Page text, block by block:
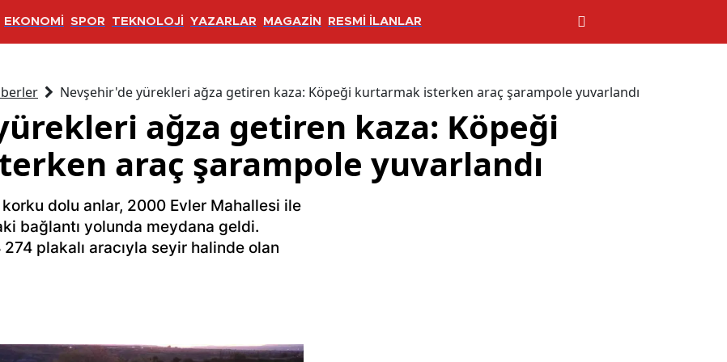
EKONOMİ SPOR TEKNOLOJİ YAZARLAR MAGAZİN RESMİ İLANLAR
Nevşehir'de yürekleri ağza getiren kaza: Köpeği kurtarmak isterken araç şarampole yuvarlandı
ağza getiren kaza: Köpeği
araç şarampole yuvarlandı
dolu anlar, 2000 Evler Mahallesi ile
bağlantı yolunda meydana geldi.
plakalı aracıyla seyir halinde olan